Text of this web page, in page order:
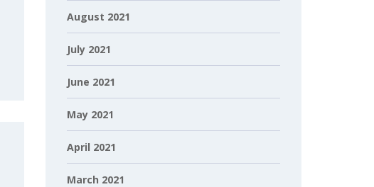
August 2021
July 2021
June 2021
May 2021
April 2021
March 2021